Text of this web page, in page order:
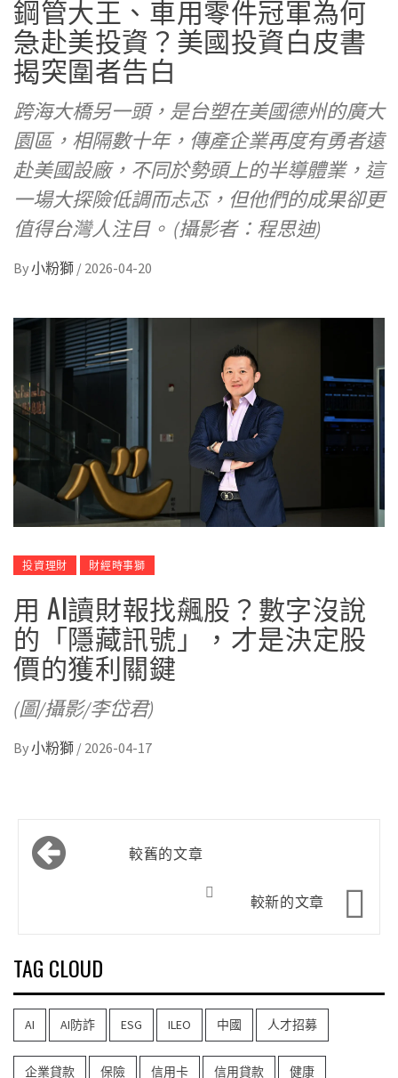
鋼管大王、車用零件冠軍為何
急赴美投資？美國投資白皮書
揭突圍者告白
跨海大橋另一頭，是台塑在美國德州的廣大
園區，相隔數十年，傳產企業再度有勇者遠
赴美國設廠，不同於勢頭上的半導體業，這
一場大探險低調而忐忑，但他們的成果卻更
值得台灣人注目。 (攝影者：程思迪)
By小粉獅 / 2026-04-20
投資理財 財經時事獅
用 AI讀財報找飆股？數字沒說
的「隱藏訊號」，才是決定股
價的獲利關鍵
(圖/攝影/李岱君)
By小粉獅 / 2026-04-17
文
章 較舊的文章
較新的文章
TAG CLOUD
AI AI防詐 ESG ILEO 中國 人才招募
企業貸款 保險 信用卡 信用貸款 健康